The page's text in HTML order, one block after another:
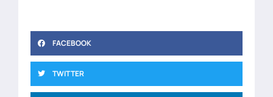
FACEBOOK
TWITTER